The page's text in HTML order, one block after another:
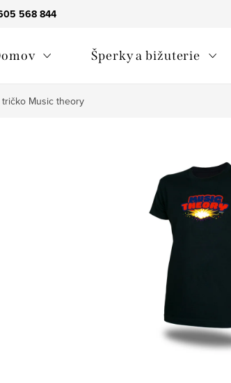
568 844
Šperky a bižuterie
tričko Music theory